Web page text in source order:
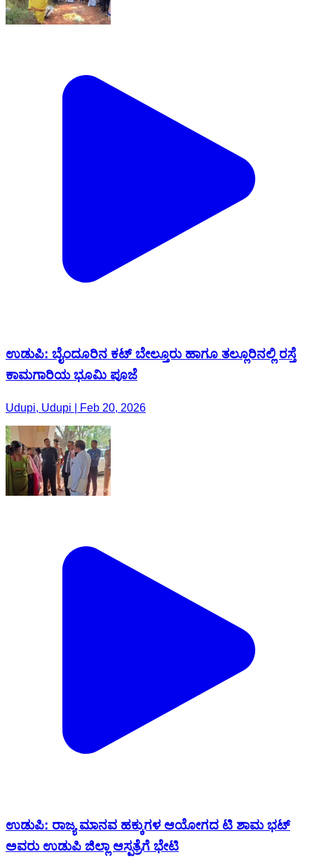
ಉಡುಪಿ: ಬೈಂದೂರಿನ ಕಟ್ ಬೇಲ್ತೂರು ಹಾಗೂ‌ ತಲ್ಲೂರಿನಲ್ಲಿ ರಸ್ತೆ
ಕಾಮಗಾರಿಯ ಭೂಮಿ ಪೂಜೆ
Udupi, Udupi | Feb 20, 2026
ಉಡುಪಿ: ರಾಜ್ಯ ಮಾನವ ಹಕ್ಕುಗಳ ಆಯೋಗದ ಟಿ ಶಾಮ ಭಟ್
ಅವರು ಉಡುಪಿ ಜಿಲ್ಲಾ ಆಸ್ಪತ್ರೆಗೆ ಭೇಟಿ